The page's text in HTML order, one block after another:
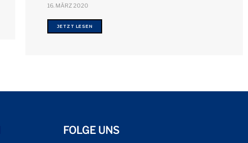
16. MÄRZ 2020
JETZT LESEN
FOLGE UNS